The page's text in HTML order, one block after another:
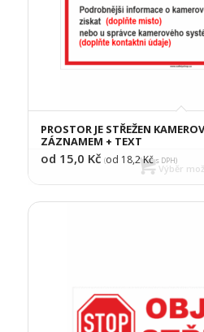
PROSTOR JE STŘEŽEN
ZÁZNAMEM + TEXT
od 15,0 Kč (od 18,2Kčs DPH)
Výběr